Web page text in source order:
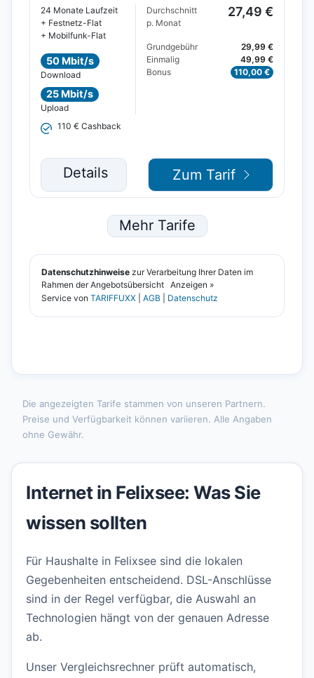
Die angezeigten Tarife stammen von unseren Partnern.
Preise und Verfügbarkeit können variieren. Alle Angaben
ohne Gewähr.
Internet in Felixsee: Was Sie
wissen sollten
Für Haushalte in Felixsee sind die lokalen
Gegebenheiten entscheidend. DSL-Anschlüsse
sind in der Regel verfügbar, die Auswahl an
Technologien hängt von der genauen Adresse
ab.
Unser Vergleichsrechner prüft automatisch,